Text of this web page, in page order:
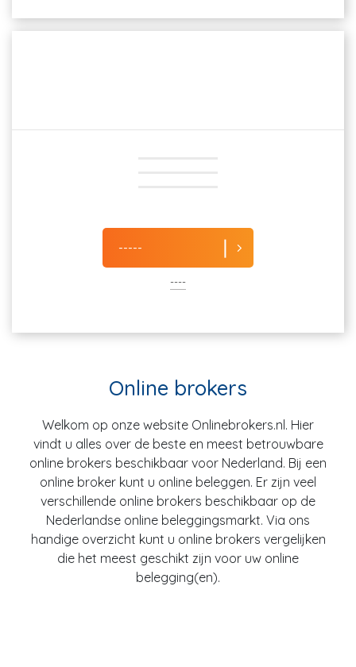
-----
----
Online brokers
Welkom op onze website Onlinebrokers.nl. Hier
vindt u alles over de beste en meest betrouwbare
online brokers beschikbaar voor Nederland. Bij een
online broker kunt u online beleggen. Er zijn veel
verschillende online brokers beschikbaar op de
Nederlandse online beleggingsmarkt. Via ons
handige overzicht kunt u online brokers vergelijken
die het meest geschikt zijn voor uw online
belegging(en).